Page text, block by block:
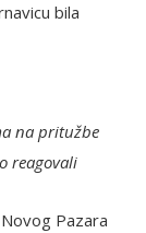
bila
na pritužbe
reagovali
Pazara